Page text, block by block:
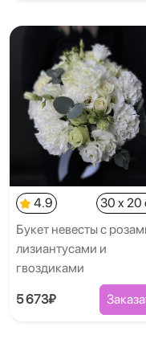
4.9
30 x 20
Букет невесты с
лизиантусами и
гвоздиками
5 673₽